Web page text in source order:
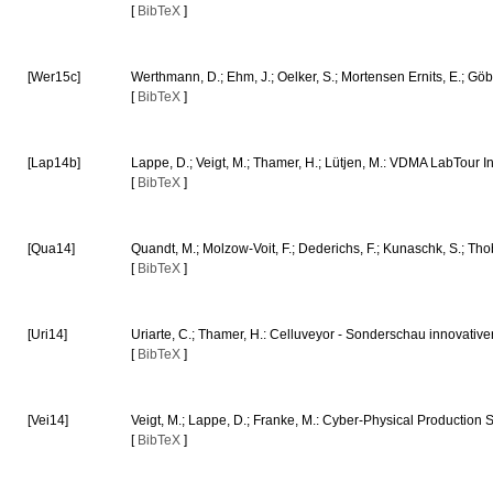
[ BibTeX ]
[Wer15c]
Werthmann, D.; Ehm, J.; Oelker, S.; Mortensen Ernits, E.;
[ BibTeX ]
[Lap14b]
Lappe, D.; Veigt, M.; Thamer, H.; Lütjen, M.: VDMA LabTour
[ BibTeX ]
[Qua14]
Quandt, M.; Molzow-Voit, F.; Dederichs, F.; Kunaschk, S.;
[ BibTeX ]
[Uri14]
Uriarte, C.; Thamer, H.: Celluveyor - Sonderschau
[ BibTeX ]
[Vei14]
Veigt, M.; Lappe, D.; Franke, M.: Cyber-Physical Production
[ BibTeX ]